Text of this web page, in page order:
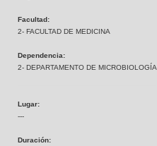
Facultad:
2- FACULTAD DE MEDICINA
Dependencia:
2- DEPARTAMENTO DE MICROBIOLOGÍA
Lugar:
---
Duración: